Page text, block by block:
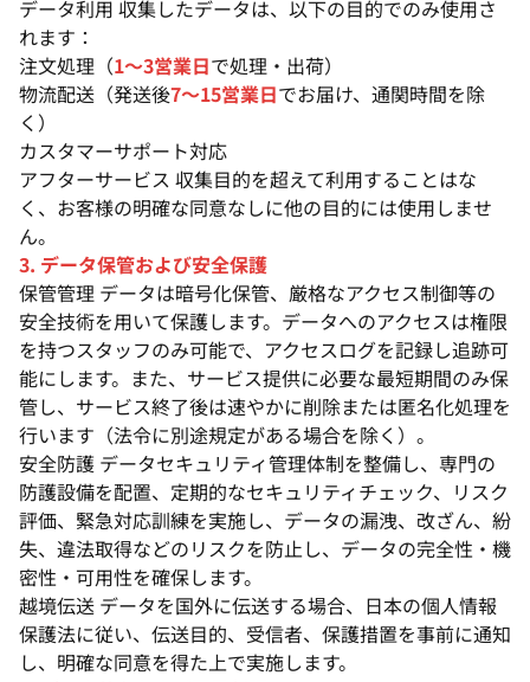
データ利用 収集したデータは、以下の目的でのみ使用さ
れます：
注文処理（1〜3営業日で処理・出荷）
物流配送（発送後7〜15営業日でお届け、通関時間を除
く）
カスタマーサポート対応
アフターサービス 収集目的を超えて利用することはな
く、お客様の明確な同意なしに他の目的には使用しませ
ん。
3. データ保管および安全保護
保管管理 データは暗号化保管、厳格なアクセス制御等の
安全技術を用いて保護します。データへのアクセスは権限
を持つスタッフのみ可能で、アクセスログを記録し追跡可
能にします。また、サービス提供に必要な最短期間のみ保
管し、サービス終了後は速やかに削除または匿名化処理を
行います（法令に別途規定がある場合を除く）。
安全防護 データセキュリティ管理体制を整備し、専門の
防護設備を配置、定期的なセキュリティチェック、リスク
評価、緊急対応訓練を実施し、データの漏洩、改ざん、紛
失、違法取得などのリスクを防止し、データの完全性・機
密性・可用性を確保します。
越境伝送 データを国外に伝送する場合、日本の個人情報
保護法に従い、伝送目的、受信者、保護措置を事前に通知
し、明確な同意を得た上で実施します。